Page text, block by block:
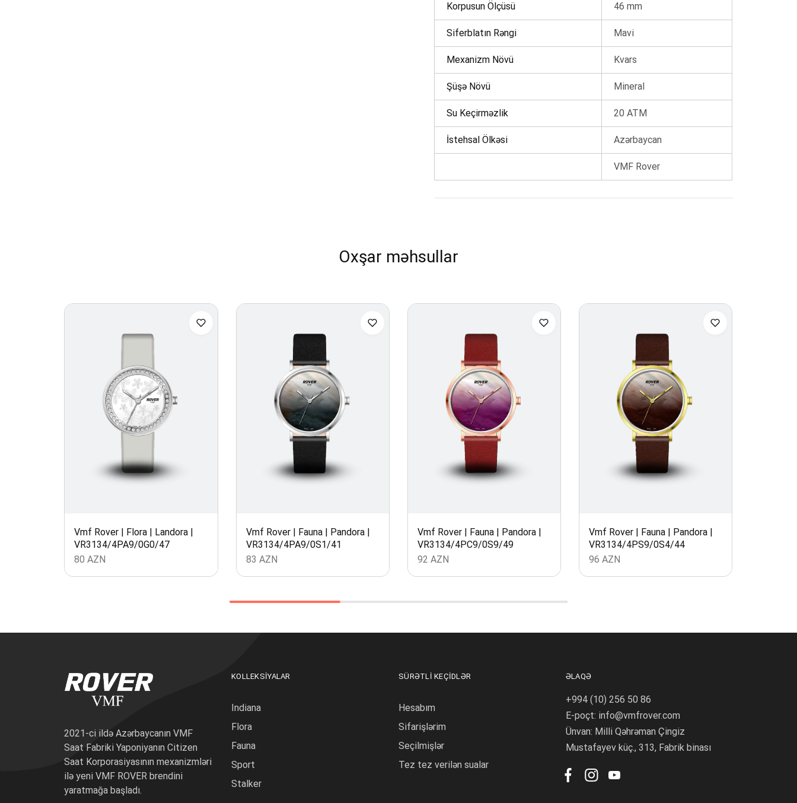
Korpusun Ölçüsü 46 mm
Siferblatın Rəngi Mavi
Mexanizm Növü Kvars
Şüşə Növü Mineral
Su Keçirməzlik 20 ATM
İstehsal Ölkəsi Azərbaycan
VMF Rover
Oxşar məhsullar
Vmf Rover | Flora | Landora |
VR3134/4PA9/0G0/47
80 AZN
Vmf Rover | Fauna | Pandora |
VR3134/4PA9/0S1/41
83 AZN
Vmf Rover | Fauna | Pandora |
VR3134/4PC9/0S9/49
92 AZN
Vmf Rover | Fauna | Pandora |
VR3134/4PS9/0S4/44
96 AZN
2021-ci ildə Azərbaycanın VMF
Saat Fabriki Yaponiyanın Citizen
Saat Korporasiyasının mexanizmləri
ilə yeni VMF ROVER brendini
yaratmağa başladı.
KOLLEKSIYALAR
Indiana
Flora
Fauna
Sport
Stalker
SÜRƏTLI KEÇIDLƏR
Hesabım
Sifarişlərim
Seçilmişlər
Tez tez verilən sualar
ƏLAQƏ
+994 (10) 256 50 86
E-poçt: info@vmfrover.com
Ünvan: Milli Qəhrəman Çingiz
Mustafayev küç., 313, Fabrik binası
0 ₼
0 ₼